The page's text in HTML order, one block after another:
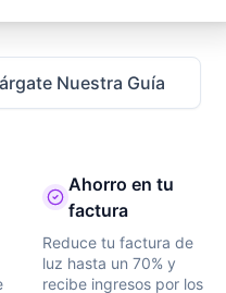
Nuestra Guía
Ahorro en tu
factura
Reduce tu factura de
luz hasta un 70% y
recibe ingresos por los